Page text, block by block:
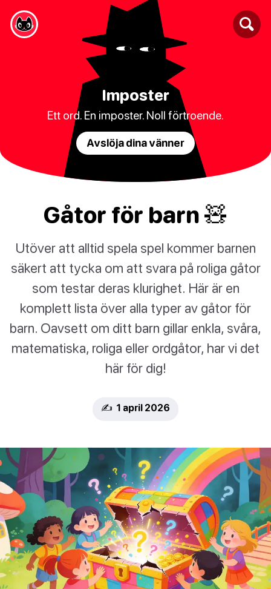
Imposter
Ett ord. En imposter. Noll förtroende.
Avslöja dina vänner
Gåtor för barn 🧸
Utöver att alltid spela spel kommer barnen
säkert att tycka om att svara på roliga gåtor
som testar deras klurighet. Här är en
komplett lista över alla typer av gåtor för
barn. Oavsett om ditt barn gillar enkla, svåra,
matematiska, roliga eller ordgåtor, har vi det
här för dig!
✍️ 1 april 2026